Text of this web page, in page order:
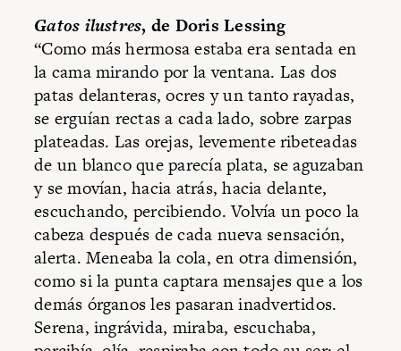
Gatos ilustres, de Doris Lessing
“Como más hermosa estaba era sentada en
la cama mirando por la ventana. Las dos
patas delanteras, ocres y un tanto rayadas,
se erguían rectas a cada lado, sobre zarpas
plateadas. Las orejas, levemente ribeteadas
de un blanco que parecía plata, se aguzaban
y se movían, hacia atrás, hacia delante,
escuchando, percibiendo. Volvía un poco la
cabeza después de cada nueva sensación,
alerta. Meneaba la cola, en otra dimensión,
como si la punta captara mensajes que a los
demás órganos les pasaran inadvertidos.
Serena, ingrávida, miraba, escuchaba,